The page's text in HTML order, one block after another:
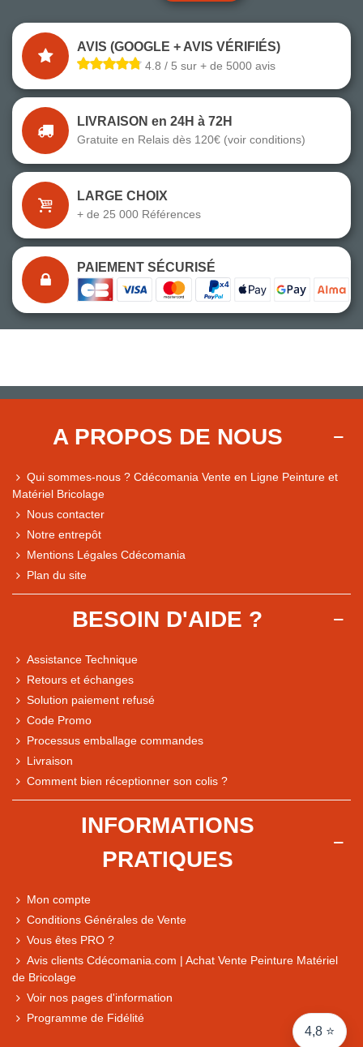
4,8 ⭐
Comparaison des performances du magasin
Express, Chez vous, Point relais, Retrait magasin
AVIS (GOOGLE + AVIS VÉRIFIÉS)
4.8 / 5 sur + de 5000 avis
LIVRAISON en 24H à 72H
Gratuite en Relais dès 120€ (voir conditions)
LARGE CHOIX
+ de 25 000 Références
PAIEMENT SÉCURISÉ
A PROPOS DE NOUS
Qui sommes-nous ? Cdécomania Vente en Ligne Peinture et
Matériel Bricolage
Nous contacter
Notre entrepôt
Mentions Légales Cdécomania
Plan du site
BESOIN D'AIDE ?
Assistance Technique
Retours et échanges
Solution paiement refusé
Code Promo
Processus emballage commandes
Livraison
Comment bien réceptionner son colis ?
INFORMATIONS
PRATIQUES
Mon compte
Conditions Générales de Vente
Vous êtes PRO ?
Avis clients Cdécomania.com | Achat Vente Peinture Matériel
de Bricolage
Voir nos pages d'information
Programme de Fidélité